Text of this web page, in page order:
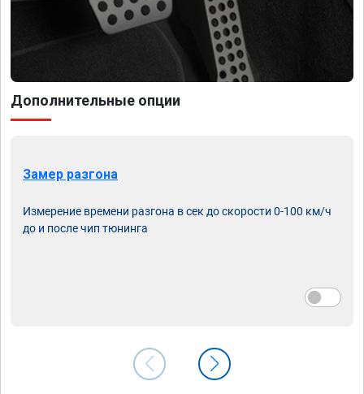
Дополнительные опции
Замер разгона
Измерение времени разгона в сек до скорости 0-100 км/ч
до и после чип тюнинга